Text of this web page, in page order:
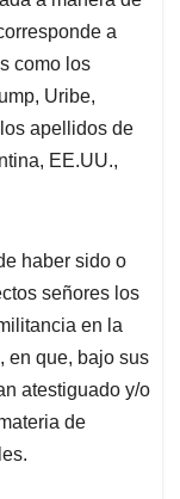
a
como los
Uribe,
apellidos de
EE.UU.,
haber sido o
señores los
en la
en que, bajo sus
atestiguado y/o
de